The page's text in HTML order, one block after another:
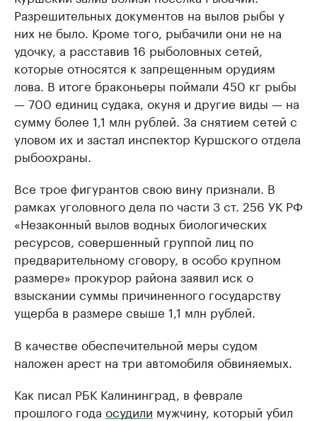
Разрешительных документов на вылов рыбы у
них не было. Кроме того, рыбачили они не на
удочку, а расставив 16 рыболовных сетей,
которые относятся к запрещенным орудиям
лова. В итоге браконьеры поймали 450 кг рыбы
— 700 единиц судака, окуня и другие виды — на
сумму более 1,1 млн рублей. За снятием сетей с
уловом их и застал инспектор Куршского отдела
рыбоохраны.
Все трое фигурантов свою вину признали. В
рамках уголовного дела по части 3 ст. 256 УК РФ
«Незаконный вылов водных биологических
ресурсов, совершенный группой лиц по
предварительному сговору, в особо крупном
размере» прокурор района заявил иск о
взыскании суммы причиненного государству
ущерба в размере свыше 1,1 млн рублей.
В качестве обеспечительной меры судом
наложен арест на три автомобиля обвиняемых.
Как писал РБК Калининград, в феврале
прошлого года осудили мужчину, который убил